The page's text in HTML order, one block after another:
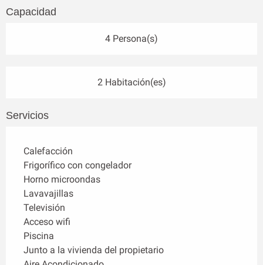
Capacidad
4 Persona(s)
2 Habitación(es)
Servicios
Calefacción
Frigorífico con congelador
Horno microondas
Lavavajillas
Televisión
Acceso wifi
Piscina
Junto a la vivienda del propietario